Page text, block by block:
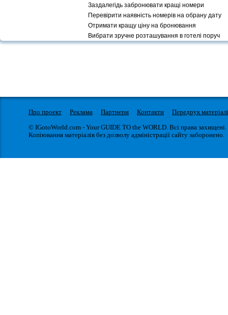
Заздалегідь забронювати кращі номери
Перевірити наявність номерів на обрану дату
Отримати кращу ціну на бронювання
Вибрати зручне розташування в готелі поруч
Про проект Реклама Партнери Контакти
Передрук
© IGotoWorld.com - Your GUIDE TO the WORLD. Всі права захищені.
Копіювання матеріалів без дозволу адміністрації сайту заборонено.